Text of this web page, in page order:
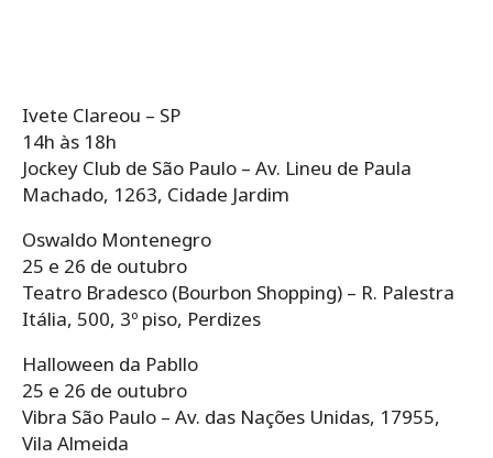
Ivete Clareou – SP
14h às 18h
Jockey Club de São Paulo – Av. Lineu de Paula
Machado, 1263, Cidade Jardim
Oswaldo Montenegro
25 e 26 de outubro
Teatro Bradesco (Bourbon Shopping) – R. Palestra
Itália, 500, 3º piso, Perdizes
Halloween da Pabllo
25 e 26 de outubro
Vibra São Paulo – Av. das Nações Unidas, 17955,
Vila Almeida